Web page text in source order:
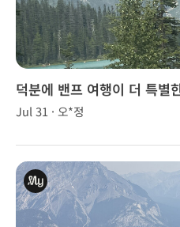
덕분에 밴프 여행이 더 특별
Jul 31 · 오*정